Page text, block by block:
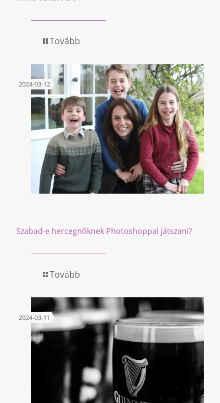
Tovább
2024-03-12
Szabad-e hercegnőknek Photoshoppal játszani?
Tovább
2024-03-11